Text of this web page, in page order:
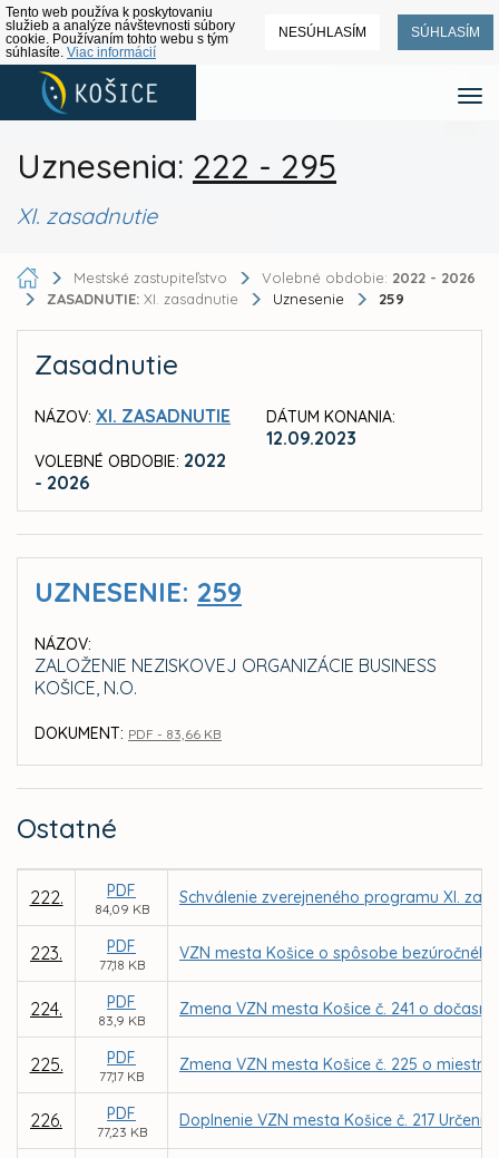
Tento web používa k poskytovaniu
služieb a analýze návštevnosti súbory
cookie. Používaním tohto webu s tým
súhlasíte. Viac informácií
NESÚHLASÍM SÚHLASÍM
Uznesenia: 222 - 295
XI. zasadnutie
Mestské zastupiteľstvo Volebné obdobie: 2022 - 2026
ZASADNUTIE: XI. zasadnutie Uznesenie 259
Zasadnutie
NÁZOV: XI. ZASADNUTIE
VOLEBNÉ OBDOBIE: 2022
- 2026
DÁTUM KONANIA:
12.09.2023
UZNESENIE: 259
NÁZOV:
ZALOŽENIE NEZISKOVEJ ORGANIZÁCIE BUSINESS
KOŠICE, N.O.
DOKUMENT: PDF - 83,66 KB
Ostatné
222. PDF
84,09 KB
Schválenie zverejneného programu XI.
223. PDF
77,18 KB
VZN mesta Košice o spôsobe
224. PDF
83,9 KB
Zmena VZN mesta Košice č. 241 o
225. PDF
77,17 KB
Zmena VZN mesta Košice č. 225 o
226. PDF
77,23 KB
Doplnenie VZN mesta Košice č. 217